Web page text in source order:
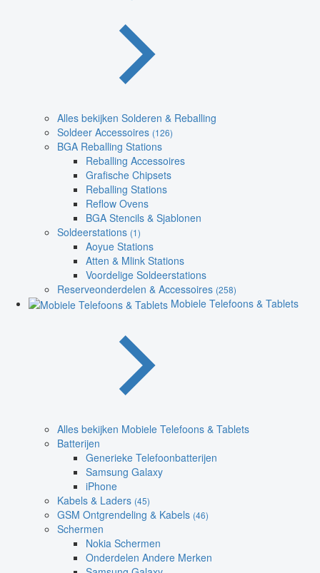
Alles bekijken Solderen & Reballing
Soldeer Accessoires (126)
BGA Reballing Stations
Reballing Accessoires
Grafische Chipsets
Reballing Stations
Reflow Ovens
BGA Stencils & Sjablonen
Soldeerstations (1)
Aoyue Stations
Atten & Mlink Stations
Voordelige Soldeerstations
Reserveonderdelen & Accessoires (258)
Mobiele Telefoons & Tablets
Alles bekijken Mobiele Telefoons & Tablets
Batterijen
Generieke Telefoonbatterijen
Samsung Galaxy
iPhone
Kabels & Laders (45)
GSM Ontgrendeling & Kabels (46)
Schermen
Nokia Schermen
Onderdelen Andere Merken